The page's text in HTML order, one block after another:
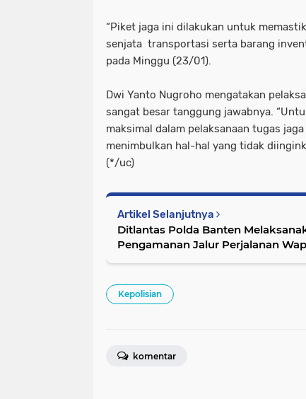
“Piket jaga ini dilakukan untuk
senjata transportasi serta barang
pada Minggu (23/01).
Dwi Yanto Nugroho mengatakan
sangat besar tanggung jawabnya.
maksimal dalam pelaksanaan tugas
menimbulkan hal-hal yang tidak
(*/uc)
Artikel Selanjutnya
Ditlantas Polda Banten
Pengamanan Jalur Perjalanan
Kepolisian
komentar